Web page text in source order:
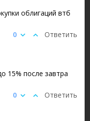
облигаций втб
Ответить
0
15% после завтра
Ответить
0